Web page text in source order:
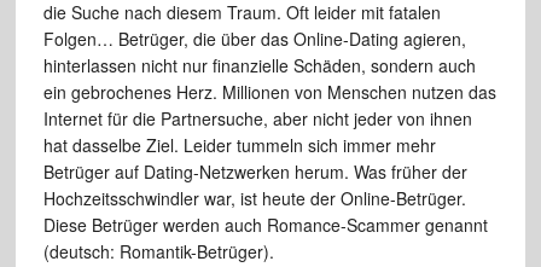
die Suche nach diesem Traum. Oft leider mit fatalen
Folgen… Betrüger, die über das Online-Dating agieren,
hinterlassen nicht nur finanzielle Schäden, sondern auch
ein gebrochenes Herz. Millionen von Menschen nutzen das
Internet für die Partnersuche, aber nicht jeder von ihnen
hat dasselbe Ziel. Leider tummeln sich immer mehr
Betrüger auf Dating-Netzwerken herum. Was früher der
Hochzeitsschwindler war, ist heute der Online-Betrüger.
Diese Betrüger werden auch Romance-Scammer genannt
(deutsch: Romantik-Betrüger).